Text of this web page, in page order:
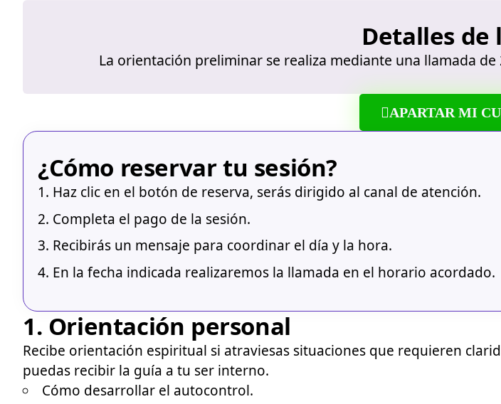
Detalles de
La orientación preliminar se realiza mediante una llamada
APARTAR MI
¿Cómo reservar tu sesión?
Haz clic en el botón de reserva, serás dirigido al canal de atención.
Completa el pago de la sesión.
Recibirás un mensaje para coordinar el día y la hora.
En la fecha indicada realizaremos la llamada en el horario acordado.
1. Orientación personal
Recibe orientación espiritual si atraviesas situaciones que requieren
puedas recibir la guía a tu ser interno.
Cómo desarrollar el autocontrol.